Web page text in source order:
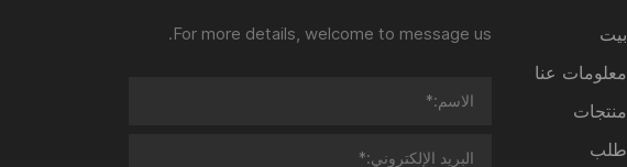
بيت
معلومات عنا
منتجات
طلب
For more details, welcome to message us.